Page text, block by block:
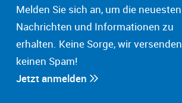
Melden Sie sich an, um die neuesten
Nachrichten und Informationen zu
erhalten. Keine Sorge, wir versenden
keinen Spam!
Jetzt anmelden